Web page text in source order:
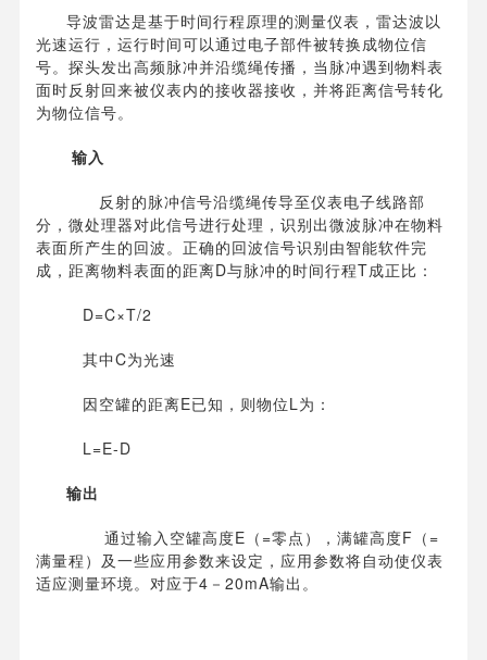
导波雷达是基于时间行程原理的测量仪表，雷达波以
光速运行，运行时间可以通过电子部件被转换成物位信
号。探头发出高频脉冲并沿缆绳传播，当脉冲遇到物料表
面时反射回来被仪表内的接收器接收，并将距离信号转化
为物位信号。
输入
反射的脉冲信号沿缆绳传导至仪表电子线路部
分，微处理器对此信号进行处理，识别出微波脉冲在物料
表面所产生的回波。正确的回波信号识别由智能软件完
成，距离物料表面的距离D与脉冲的时间行程T成正比：
D=C×T/2
其中C为光速
因空罐的距离E已知，则物位L为：
L=E-D
输出
通过输入空罐高度E（=零点），满罐高度F（=
满量程）及一些应用参数来设定，应用参数将自动使仪表
适应测量环境。对应于4－20mA输出。